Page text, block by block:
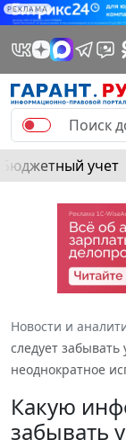
РЕКЛАМА
Бюджетный учет
Новости и
следует
неоднократное
Какую
забывать